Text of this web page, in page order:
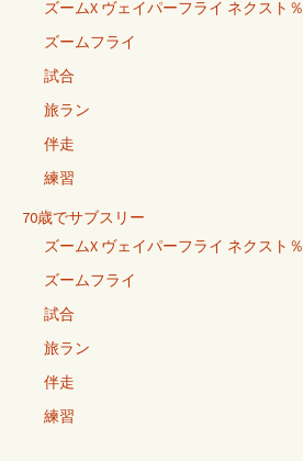
ズームX ヴェイパーフライ ネクスト％
ズームフライ
試合
旅ラン
伴走
練習
70歳でサブスリー
ズームX ヴェイパーフライ ネクスト％
ズームフライ
試合
旅ラン
伴走
練習